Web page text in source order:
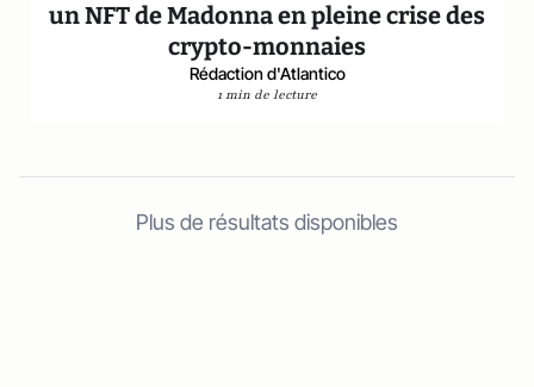
un NFT de Madonna en pleine crise des
crypto-monnaies
Rédaction d'Atlantico
1 min de lecture
Plus de résultats disponibles